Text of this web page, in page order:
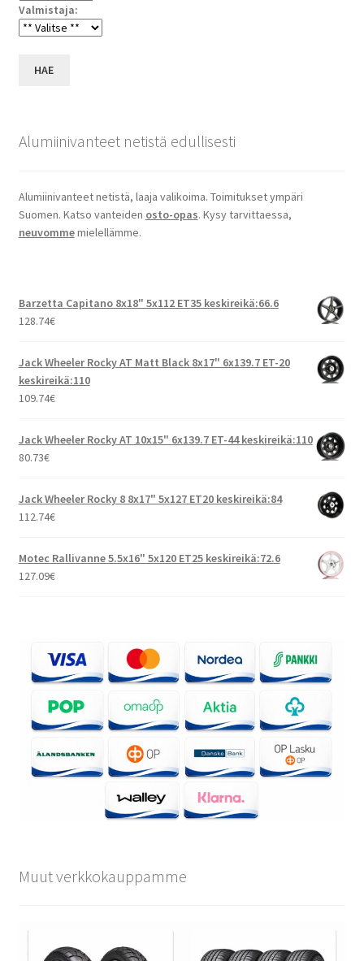
Valmistaja:
HAE
Alumiinivanteet netistä edullisesti
Alumiinivanteet netistä, laaja valikoima. Toimitukset ympäri
Suomen. Katso vanteiden osto-opas. Kysy tarvittaessa,
neuvommemielellämme.
Barzetta Capitano 8x18" 5x112 ET35 keskireikä:66.6
128.74€
Jack Wheeler Rocky AT Matt Black 8x17" 6x139.7 ET-20
keskireikä:110
109.74€
Jack Wheeler Rocky AT 10x15" 6x139.7 ET-44 keskireikä:110
80.73€
Jack Wheeler Rocky 8 8x17" 5x127 ET20 keskireikä:84
112.74€
Motec Rallivanne 5.5x16" 5x120 ET25 keskireikä:72.6
127.09€
Muut verkkokauppamme